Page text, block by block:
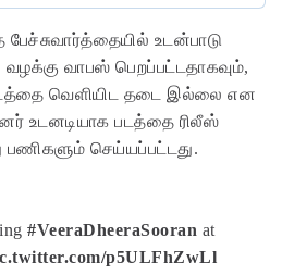
உடன்பாடு
வாபஸ் பெறப்பட்டதாகவும்,
வெளியிட தடை இல்லை என
உடனடியாக படத்தை ரிலீஸ்
செய்யப்பட்டது.
#VeeraDheeraSooran at
p5ULFhZwLl